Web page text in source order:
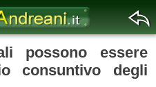
possono essere
consuntivo degli